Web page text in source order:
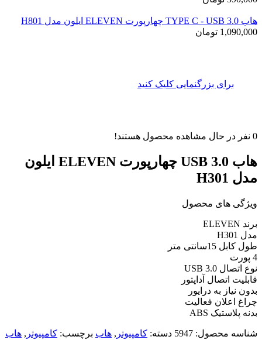
هاب TYPE C - USB 3.0 چهارپورت ELEVEN ایلون مدل H801
1,090,000 تومان
برای بزرگنمایی کلیک کنید
0 نفر در حال مشاهده محصول هستند!
هاب USB 3.0 چهارپورت ELEVEN ایلون
مدل H301
ویژگی های محصول
برند ELEVEN
مدل H301
طول کابل 15سانتی متر
4 پورت
نوع اتصال USB 3.0
قابلیت اتصال آداپتور
بدون نیاز به درایور
چراغ اعلان فعالیت
بدنه پلاستیک ABS
شناسه محصول: 5947 دسته: کامپیوتر , هاب برچسب: کامپیوتر , هاب